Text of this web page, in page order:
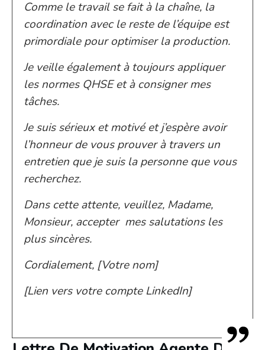
Comme le travail se fait à la chaîne, la
coordination avec le reste de l’équipe est
primordiale pour optimiser la production.
Je veille également à toujours appliquer
les normes QHSE et à consigner mes
tâches.
Je suis sérieux et motivé et j’espère avoir
l’honneur de vous prouver à travers un
entretien que je suis la personne que vous
recherchez.
Dans cette attente, veuillez, Madame,
Monsieur, accepter mes salutations les
plus sincères.
Cordialement, [Votre nom]
[Lien vers votre compte LinkedIn]